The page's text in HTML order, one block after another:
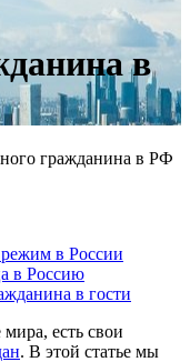
в
гражданина в РФ
режим в России
в Россию
в гости
есть свои
. В этой статье мы